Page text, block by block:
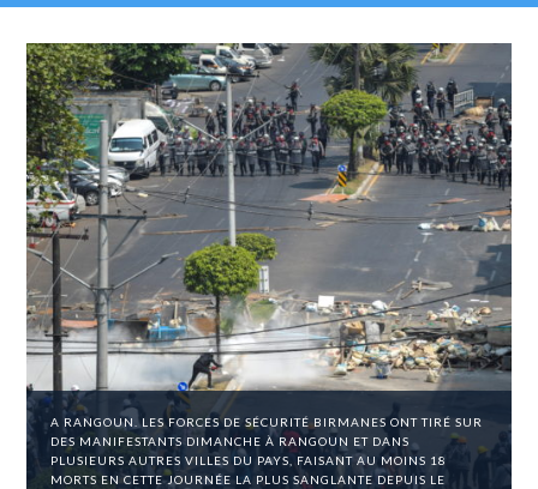
A RANGOUN. LES FORCES DE SÉCURITÉ BIRMANES ONT TIRÉ SUR
DES MANIFESTANTS DIMANCHE À RANGOUN ET DANS
PLUSIEURS AUTRES VILLES DU PAYS, FAISANT AU MOINS 18
MORTS EN CETTE JOURNÉE LA PLUS SANGLANTE DEPUIS LE